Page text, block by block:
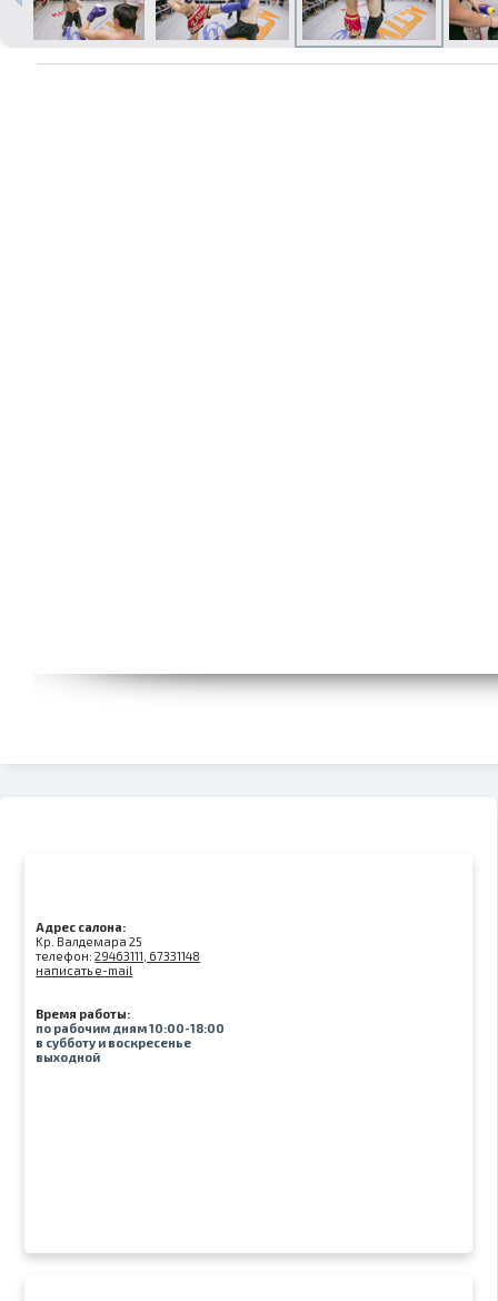
Печать в течение 1 часа в Риге –
Адрес салона:
Kр. Валдемара 25
телефон:29463111, 67331148
написать e-mail
Время работы:
по рабочим дням 10:00-18:00
в субботу и воскресенье
выходной